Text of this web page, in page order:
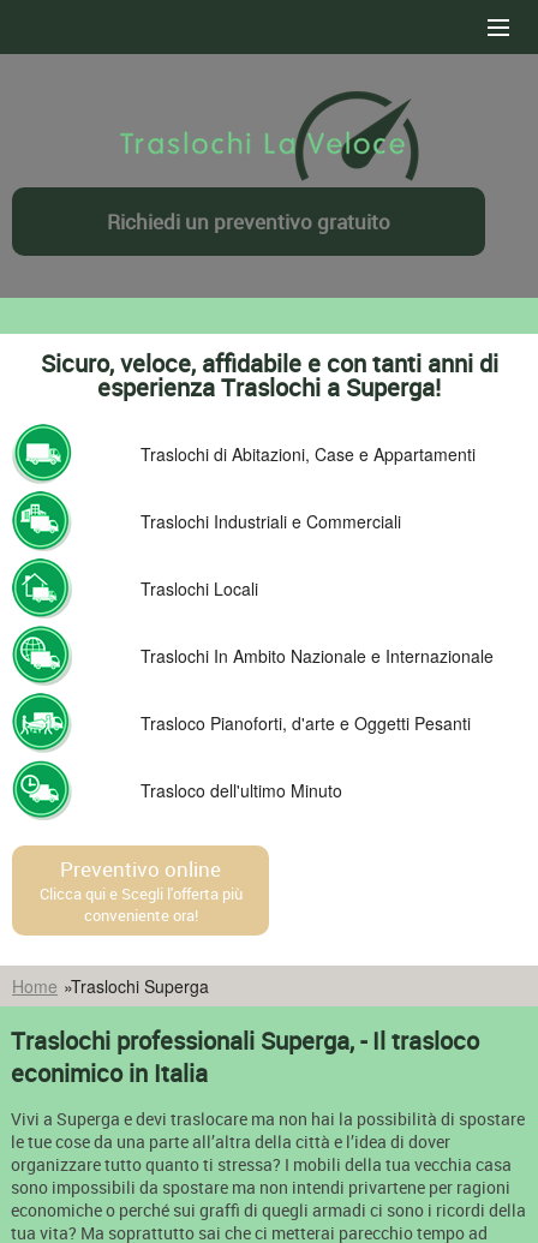
CONTATTI
PREVENTIVO GRATUITO
Richiedi un preventivo gratuito
Sicuro, veloce, affidabile e con tanti anni di
esperienza Traslochi a Superga!
Traslochi di Abitazioni, Case e Appartamenti
Traslochi Industriali e Commerciali
Traslochi Locali
Traslochi In Ambito Nazionale e Internazionale
Trasloco Pianoforti, d'arte e Oggetti Pesanti
Trasloco dell'ultimo Minuto
Preventivo online
Clicca qui e Scegli l'offerta più
conveniente ora!
Home »Traslochi Superga
Traslochi professionali Superga, - Il trasloco
econimico in Italia
Vivi a Superga e devi traslocare ma non hai la possibilità di spostare
le tue cose da una parte all’altra della città e l’idea di dover
organizzare tutto quanto ti stressa? I mobili della tua vecchia casa
sono impossibili da spostare ma non intendi privartene per ragioni
economiche o perché sui graffi di quegli armadi ci sono i ricordi della
tua vita? Ma soprattutto sai che ci metterai parecchio tempo ad